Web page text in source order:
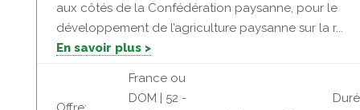
aux côtés de la Confédération paysanne, pour le
développement de l’agriculture paysanne sur la r...
En savoir plus >
France ou
DOM | 52 -